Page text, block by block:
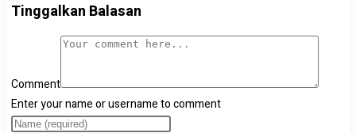
Tinggalkan Balasan
Comment
Enter your name or username to comment